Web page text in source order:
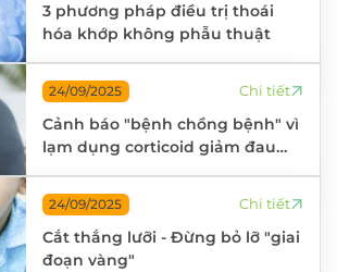
3 phương pháp điều trị thoái
hóa khớp không phẫu thuật
24/09/2025
Cảnh báo "bệnh chồng bệnh" vì
lạm dụng corticoid giảm đau
Chi tiết
24/09/2025
Cắt thắng lưỡi - Đừng bỏ lỡ "giai
đoạn vàng"
Chi tiết